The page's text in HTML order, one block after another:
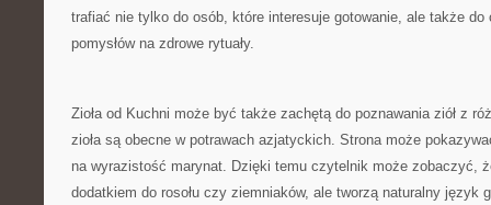
trafiać nie tylko do osób, które interesuje gotowanie, ale także
pomysłów na zdrowe rytuały.
Zioła od Kuchni może być także zachętą do poznawania ziół z
zioła są obecne w potrawach azjatyckich. Strona może
na wyrazistość marynat. Dzięki temu czytelnik może zobaczyć,
dodatkiem do rosołu czy ziemniaków, ale tworzą naturalny język